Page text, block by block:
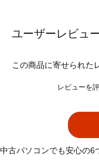
ユーザーレビュ
この商品に寄せられた
レビューを
中古パソコンでも安心の6